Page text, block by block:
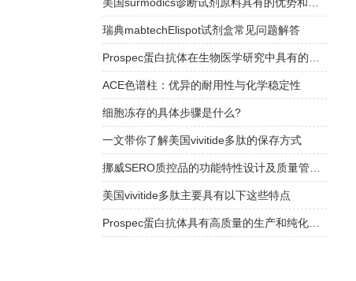
瑞典mabtechElispot试剂盒常见问题解答
ACE色谱柱：优异的耐用性与化学稳定性
细胞冻存的具体步骤是什么?
一文带你了解美国vivitide多肽的保存方式
美国vivitide多肽主要具有以下这些特点
Prospec蛋白抗体具有高质量的生产和纯化工艺